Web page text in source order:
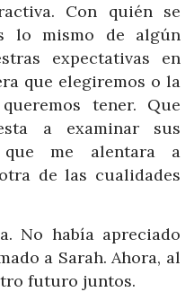
Con quién se
lo mismo de algún
expectativas en
que elegiremos o la
tener. Que
a examinar sus
que me alentara a
de las cualidades
No había apreciado
a Sarah. Ahora, al
futuro juntos.